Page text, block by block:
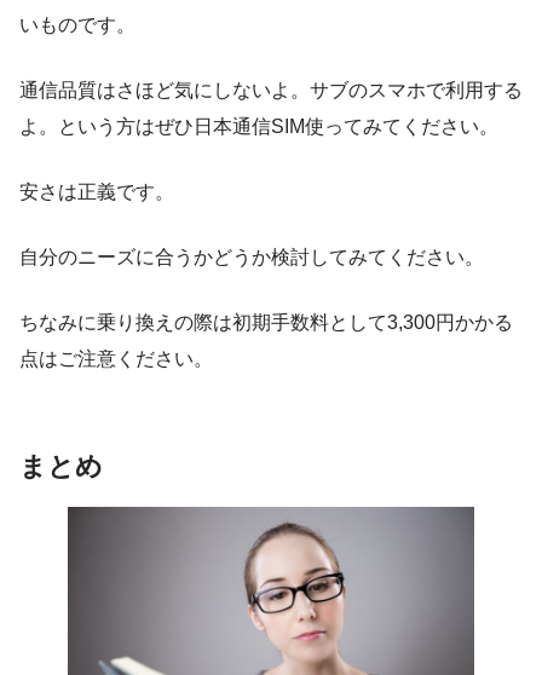
いものです。
通信品質はさほど気にしないよ。サブのスマホで利用する
よ。という方はぜひ日本通信SIM使ってみてください。
安さは正義です。
自分のニーズに合うかどうか検討してみてください。
ちなみに乗り換えの際は初期手数料として3,300円かかる
点はご注意ください。
まとめ